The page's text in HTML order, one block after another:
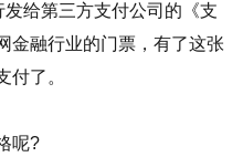
给第三方支付公司的《支
金融行业的门票，有了这张
付了。
呢?